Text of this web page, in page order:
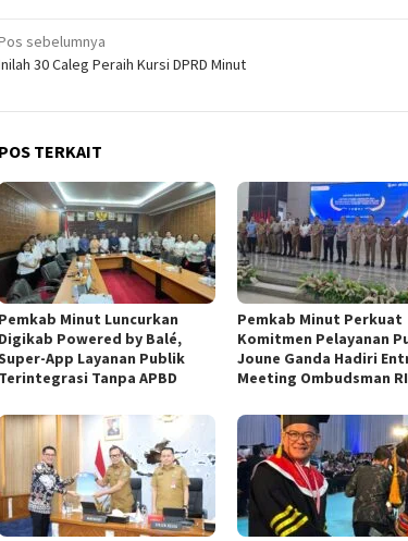
sebelumnya
30 Caleg Peraih Kursi DPRD Minut
POS TERKAIT
Pemkab Minut Luncurkan
Digikab Powered by Balé,
App Layanan Publik
Terintegrasi Tanpa APBD
Pemkab Minut Perkuat
Komitmen Pelayanan
Joune Ganda Hadiri
Meeting Ombudsman RI